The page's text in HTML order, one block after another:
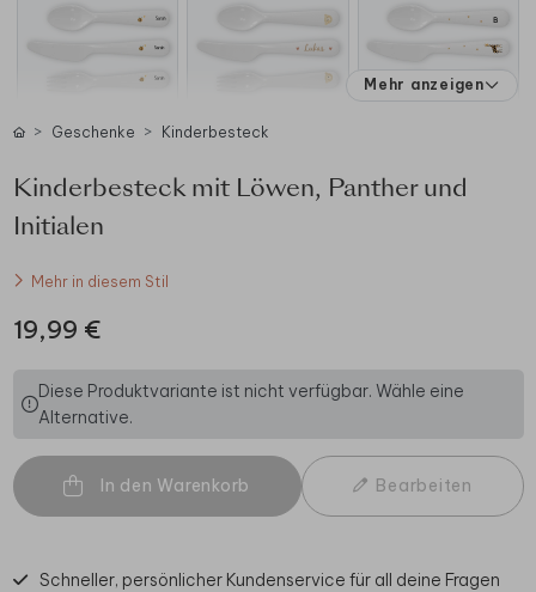
Mehr anzeigen
Geschenke Kinderbesteck
Kinderbesteck mit Löwen, Panther und
Initialen
Mehr in diesem Stil
19,99 €
Diese Produktvariante ist nicht verfügbar. Wähle eine
Alternative.
In den Warenkorb Bearbeiten
Schneller, persönlicher Kundenservice für all deine Fragen